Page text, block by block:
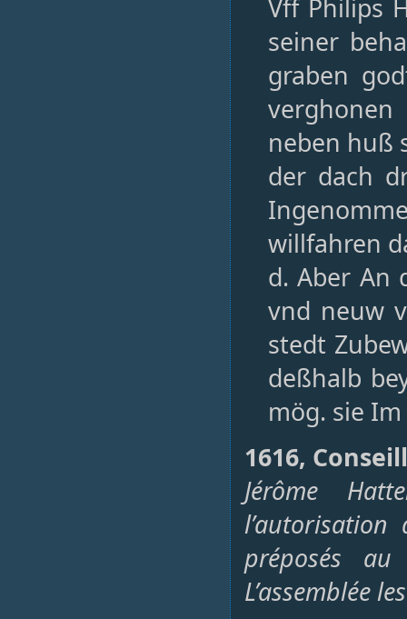
Vff Philips
seiner
graben
neben huß
der dach
willfahren
d. Aber An
vnd neuw
stedt
deßhalb
mög. sie
1616,
Jérôme
préposés au
L’assemblée